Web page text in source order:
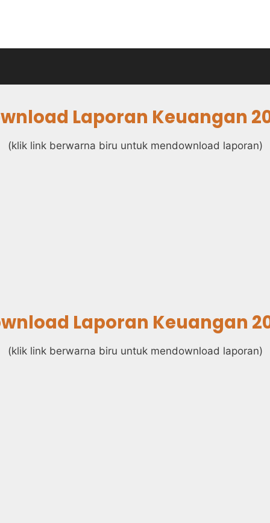
Laporan Keuangan
(klik link berwarna biru untuk mendownload laporan)
Laporan Keuangan
(klik link berwarna biru untuk mendownload laporan)